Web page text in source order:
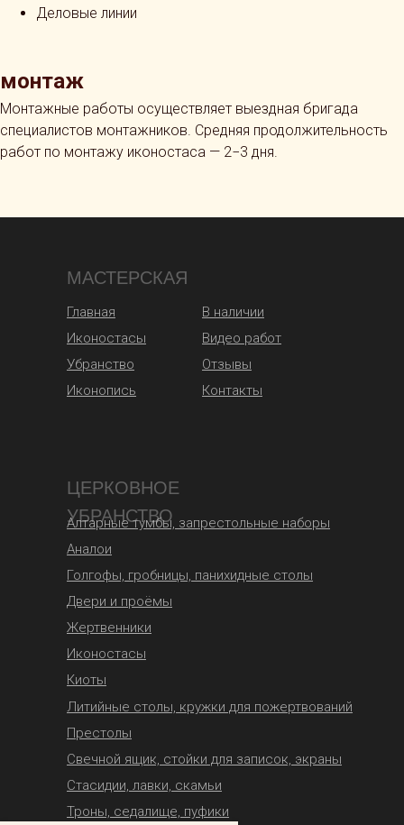
Деловые линии
монтаж
Монтажные работы осуществляет выездная бригада
специалистов монтажников. Средняя продолжительность
работ по монтажу иконостаса — 2−3 дня.
МАСТЕРСКАЯ
Главная
Иконостасы
Убранство
Видео работ
Отзывы
Контакты
ЦЕРКОВНОЕ
УБРАНСТВО
Алтарные тумбы, запрестольные наборы
Иконопись
В наличии
Аналои
Голгофы, гробницы, панихидные столы
Двери и проёмы
Жертвенники
Иконостасы
Киоты
Литийные столы, кружки для пожертвований
Престолы
Свечной ящик, стойки для записок, экраны
Стасидии, лавки, скамьи
Троны, седалище, пуфики